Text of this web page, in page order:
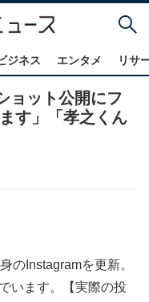
ジネス エンタメ リサ
ョット公開にフ
す」「孝之くん
のInstagramを更新。
います。【実際の投